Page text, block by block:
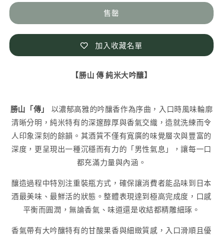
裝
裝
售罄
加入收藏名單
【勝山 傳 純米大吟釀】
勝山「傳」
以濃郁高雅的吟釀香作為序曲，入口時風味輪廓
清晰分明，純米特有的深邃醇厚與香氣交織，造就洗練而令
人印象深刻的餘韻。其酒質不僅有寬廣的味覺層次與豐富的
深度，更呈現出一種沉穩而有力的「男性氣息」，讓每一口
都充滿力量與內涵。
釀造過程中特別注重裝瓶方式，確保讓消費者能品味到日本
酒最美味、最鮮活的狀態。整體表現達到極高完成度，口感
平衡而圓潤，無論香氣、味道還是收結都精雕細琢。
香氣帶有大吟釀特有的甘酸果香與細緻質感，入口滑順且優